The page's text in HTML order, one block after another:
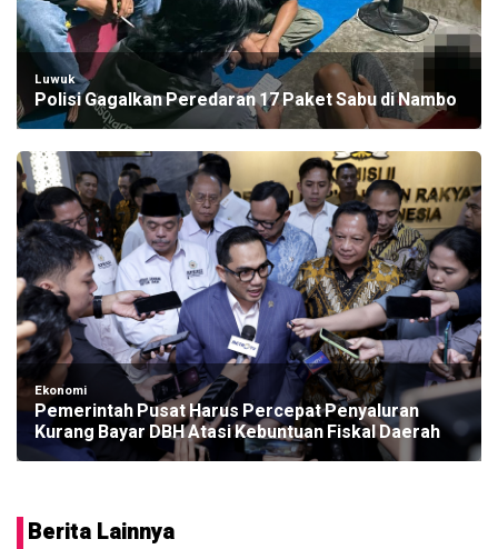
Luwuk
Polisi Gagalkan Peredaran 17 Paket Sabu di Nambo
Ekonomi
Pemerintah Pusat Harus Percepat Penyaluran
Kurang Bayar DBH Atasi Kebuntuan Fiskal Daerah
Berita Lainnya